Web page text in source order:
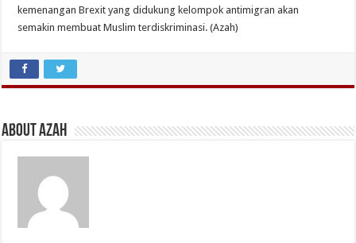
kemenangan Brexit yang didukung kelompok antimigran akan
semakin membuat Muslim terdiskriminasi. (Azah)
About Azah